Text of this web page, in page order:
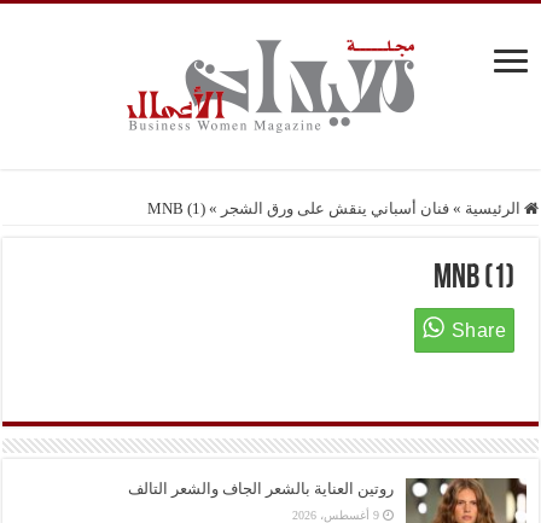
الرئيسية » فنان أسباني ينقش على ورق الشجر »
MNB (1)
MNB (1)
روتين العناية بالشعر الجاف والشعر التالف
9 أغسطس، 2026